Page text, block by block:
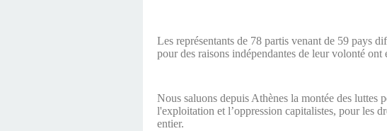
Les représentants de 78 partis venant de 59 pays
pour des raisons indépendantes de leur volonté ont
Nous saluons depuis Athènes la montée des
l'exploitation et l’oppression capitalistes, pour les
entier.